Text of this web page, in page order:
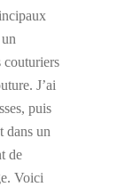
couturiers
J’ai
puis
dans un
de
Voici